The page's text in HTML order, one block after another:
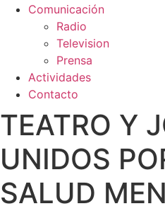
Comunicación
Radio
Television
Prensa
Actividades
Contacto
TEATRO Y
UNIDOS
SALUD